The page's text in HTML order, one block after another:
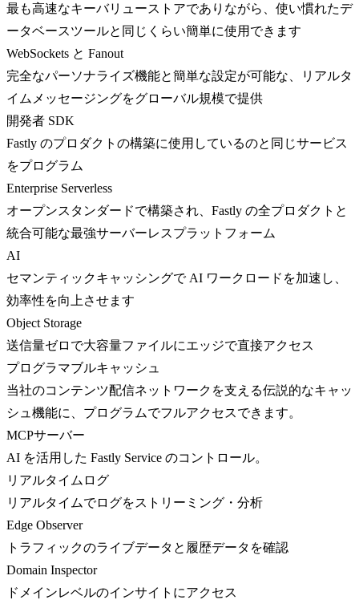
最も高速なキーバリューストアでありながら、使い慣れたデ
ータベースツールと同じくらい簡単に使用できます
WebSockets と Fanout
完全なパーソナライズ機能と簡単な設定が可能な、リアルタ
イムメッセージングをグローバル規模で提供
開発者 SDK
Fastly のプロダクトの構築に使用しているのと同じサービス
をプログラム
Enterprise Serverless
オープンスタンダードで構築され、Fastly の全プロダクトと
統合可能な最強サーバーレスプラットフォーム
AI
セマンティックキャッシングで AI ワークロードを加速し、
効率性を向上させます
Object Storage
送信量ゼロで大容量ファイルにエッジで直接アクセス
プログラマブルキャッシュ
当社のコンテンツ配信ネットワークを支える伝説的なキャッ
シュ機能に、プログラムでフルアクセスできます。
MCPサーバー
AI を活用した Fastly Service のコントロール。
リアルタイムログ
リアルタイムでログをストリーミング・分析
Edge Observer
トラフィックのライブデータと履歴データを確認
Domain Inspector
ドメインレベルのインサイトにアクセス